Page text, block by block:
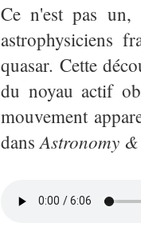
Ce n'est pas un,
astrophysiciens
quasar. Cette
du noyau actif
mouvement
dans Astronomy